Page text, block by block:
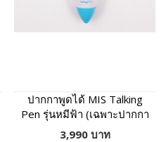
ปากกาพูดได้ MIS Talking
Pen รุ่นหมีฟ้า (เฉพาะปากกา
พูดได้ ไม่มีหนังสือในชุด)
3,990 บาท